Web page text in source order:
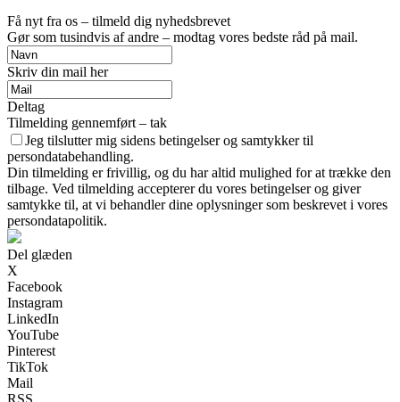
Få nyt fra os – tilmeld dig nyhedsbrevet
Gør som tusindvis af andre – modtag vores bedste råd på mail.
Skriv din mail her
Deltag
Tilmelding gennemført – tak
Jeg tilslutter mig sidens betingelser og samtykker til
persondatabehandling.
Din tilmelding er frivillig, og du har altid mulighed for at trække den
tilbage. Ved tilmelding accepterer du vores betingelser og giver
samtykke til, at vi behandler dine oplysninger som beskrevet i vores
persondatapolitik.
Del glæden
X
Facebook
Instagram
LinkedIn
YouTube
Pinterest
TikTok
Mail